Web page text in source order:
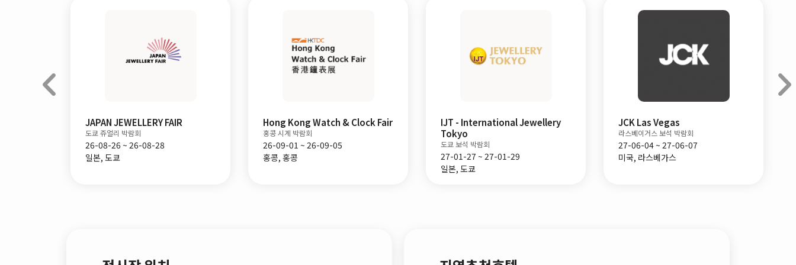
JAPAN JEWELLERY FAIR
도쿄 쥬얼리 박람회
26-08-26 ~ 26-08-28
일본, 도쿄
Hong Kong Watch & Clock Fair
홍콩 시계 박람회
26-09-01 ~ 26-09-05
홍콩, 홍콩
IJT - International Jewellery
Tokyo
도쿄 보석 박람회
27-01-27 ~ 27-01-29
일본, 도쿄
JCK Las Vegas
라스베이거스 보석 박람회
27-06-04 ~ 27-06-07
미국, 라스베가스